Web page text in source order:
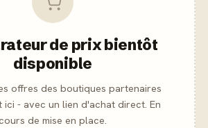
de prix bientôt
disponible
offres des boutiques partenaires
ici - avec un lien d'achat direct. En
de mise en place.